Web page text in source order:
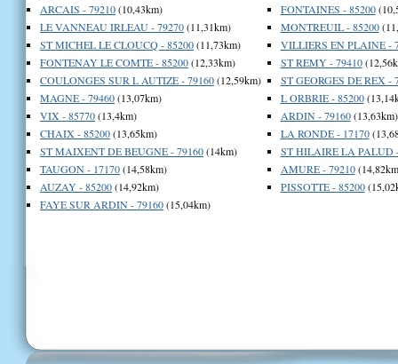
ARCAIS - 79210(10,43km)
LE VANNEAU IRLEAU - 79270(11,31km)
ST MICHEL LE CLOUCQ - 85200(11,73km)
FONTENAY LE COMTE - 85200(12,33km)
COULONGES SUR L AUTIZE - 79160(12,59km)
MAGNE - 79460(13,07km)
VIX - 85770(13,4km)
CHAIX - 85200(13,65km)
ST MAIXENT DE BEUGNE - 79160(14km)
TAUGON - 17170(14,58km)
AUZAY - 85200(14,92km)
FAYE SUR ARDIN - 79160(15,04km)
FONTAINES - 85200
MONTREUIL - 85200
VILLIERS EN PLAINE -
ST REMY - 79410
ST GEORGES DE REX -
L ORBRIE - 85200
ARDIN - 79160(13,63km)
LA RONDE - 17170
ST HILAIRE LA PALUD
AMURE - 79210
PISSOTTE - 85200